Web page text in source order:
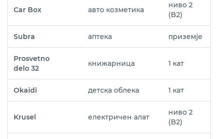
Car Box авто козметика
ниво 2
(B2)
Subra аптека приземје
Prosvetno
delo 32
книжарница 1 кат
Okaidi детска облека 1 кат
Krusel електричен алат
ниво 2
(B2)